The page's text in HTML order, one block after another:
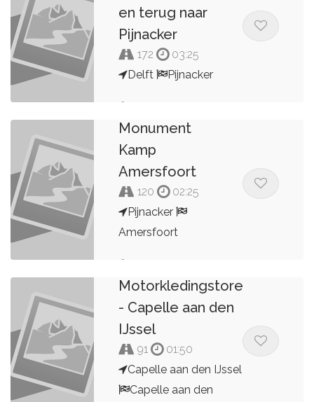
en terug naar
Pijnacker
172
03:25
Delft
Pijnacker
Pijnacker naar
Nationaal
Monument
Kamp
Amersfoort
120
02:25
Pijnacker
Amersfoort
Berg
zaak:
Motorkledingstore
- Capelle aan den
IJssel
91
01:50
Capelle aan den IJssel
Capelle aan den